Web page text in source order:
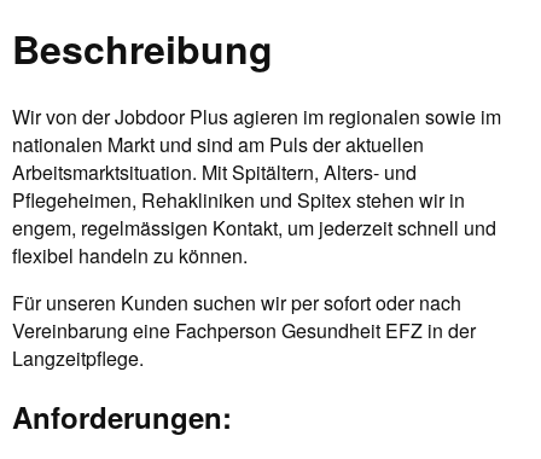
Beschreibung
Wir von der Jobdoor Plus agieren im regionalen sowie im
nationalen Markt und sind am Puls der aktuellen
Arbeitsmarktsituation. Mit Spitältern, Alters- und
Pflegeheimen, Rehakliniken und Spitex stehen wir in
engem, regelmässigen Kontakt, um jederzeit schnell und
flexibel handeln zu können.
Für unseren Kunden suchen wir per sofort oder nach
Vereinbarung eine Fachperson Gesundheit EFZ in der
Langzeitpflege.
Anforderungen: